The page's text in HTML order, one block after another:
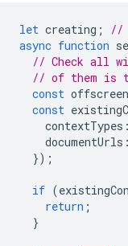
let creating ;
//
async function
// Check all
// of them is
const
const
contextTypes :
documentUrls :
});
if (
return ;
}